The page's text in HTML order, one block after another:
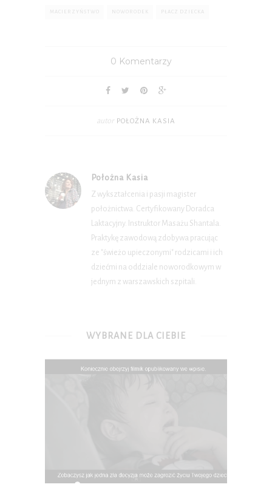
MACIERZYŃSTWO NOWORODEK PŁACZ DZIECKA
0 Komentarzy
autor POŁOŻNA KASIA
Położna Kasia
Z wykształcenia i pasji magister
położnictwa. Certyfikowany Doradca
Laktacyjny. Instruktor Masażu Shantala.
Praktykę zawodową zdobywa pracując
ze "świeżo upieczonymi" rodzicami i ich
dziećmi na oddziale noworodkowym w
jednym z warszawskich szpitali.
WYBRANE DLA CIEBIE